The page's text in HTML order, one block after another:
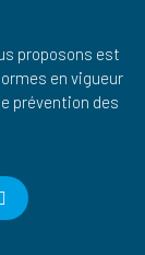
proposons est
en vigueur
prévention des